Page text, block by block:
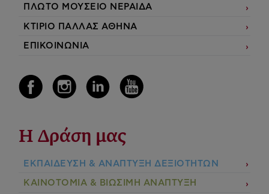
ΠΛΩΤΟ ΜΟΥΣΕΙΟ ΝΕΡΑΙΔΑ
ΚΤΙΡΙΟ ΠΑΛΛΑΣ ΑΘΗΝΑ
ΕΠΙΚΟΙΝΩΝΙΑ
Η Δράση μας
ΕΚΠΑIΔΕΥΣΗ & ΑΝΑΠΤΥΞΗ ΔΕΞΙΟΤΗΤΩΝ
ΚΑΙΝΟΤΟΜΙΑ & ΒΙΩΣΙΜΗ ΑΝΑΠΤΥΞΗ